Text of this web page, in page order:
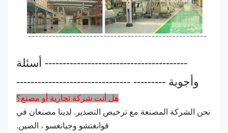
---------------------------------------- أسئلة
وأجوبة --------- --------------------------------
هل أنت شركة تجارية أو مصنع؟
نحن الشركة المصنعة مع ترخيص التصدير. لدينا مصنعان في
قوانغتشو وجيانغسو ، الصين.